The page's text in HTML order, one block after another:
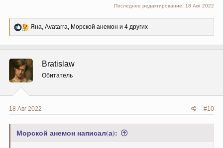
Последнее редактирование: 18 Авг 2022
Р
е
ц
и
и
:
Яна, Avatarra, Морской анемон и 4 других
Bratislaw
Обитатель
18 Авг 2022 #10
Морской анемон написал(а):